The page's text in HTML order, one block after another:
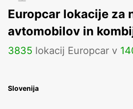
Europcar lokacije za
avtomobilov in
3835 lokacij Europcar v
Slovenija